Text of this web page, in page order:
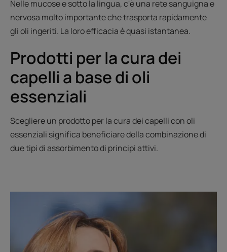
Nelle mucose e sotto la lingua, c'è una rete sanguigna e
nervosa molto importante che trasporta rapidamente
gli oli ingeriti. La loro efficacia è quasi istantanea.
Prodotti per la cura dei
capelli a base di oli
essenziali
Scegliere un prodotto per la cura dei capelli con oli
essenziali significa beneficiare della combinazione di
due tipi di assorbimento di principi attivi.